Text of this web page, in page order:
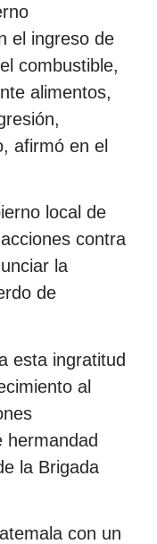
el ingreso de
combustible,
alimentos,
afirmó en el
local de
contra
la
de
esta ingratitud
al
hermandad
la Brigada
con un